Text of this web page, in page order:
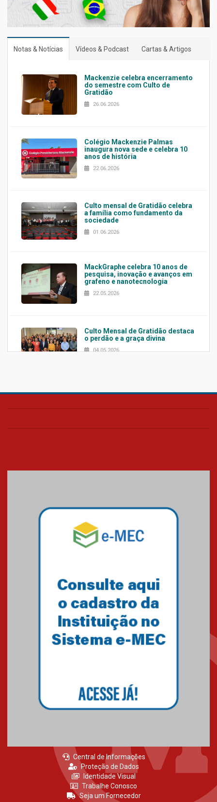
Notas & Notícias Vídeos & Podcast Cartas & Artigos
Mackenzie celebra encerramento
do semestre com Culto de
Gratidão
26.06.2026
Colégio Mackenzie Palmas
inaugura nova sede e celebra 10
anos de história
22.06.2026
Culto mensal de Gratidão celebra
a família como fundamento da
sociedade
01.06.2026
MackGraphe celebra 10 anos de
pesquisa, inovação e avanços em
grafeno e nanotecnologia
22.05.2026
Culto Mensal de Gratidão destaca
o perdão e a graça divina
04.05.2026
Confira como foi o culto mensal
Mackenzie mobiliza campanha
solidária para apoiar famílias em
Minas Gerais
Primeiro culto do ano ressalta o
27.02.2026
Central de Informações
Proteção de Dados
Identidade Visual
Trabalhe Conosco
Seja um Fornecedor